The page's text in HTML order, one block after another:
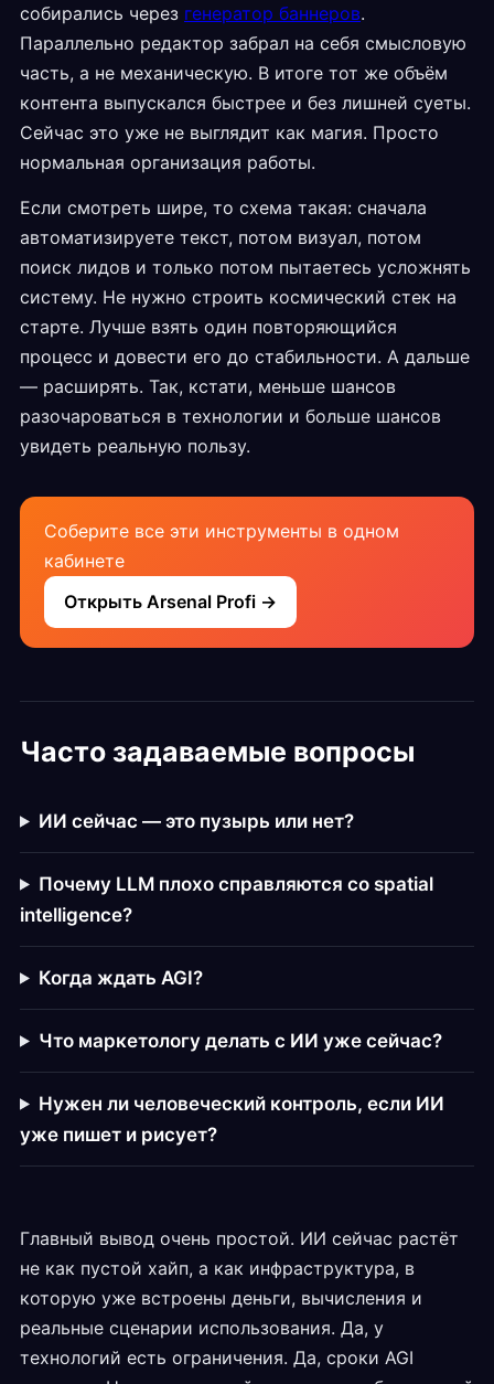
собирались через генератор баннеров.
Параллельно редактор забрал на себя смысловую
часть, а не механическую. В итоге тот же объём
контента выпускался быстрее и без лишней суеты.
Сейчас это уже не выглядит как магия. Просто
нормальная организация работы.
Если смотреть шире, то схема такая: сначала
автоматизируете текст, потом визуал, потом
поиск лидов и только потом пытаетесь усложнять
систему. Не нужно строить космический стек на
старте. Лучше взять один повторяющийся
процесс и довести его до стабильности. А дальше
— расширять. Так, кстати, меньше шансов
разочароваться в технологии и больше шансов
увидеть реальную пользу.
Соберите все эти инструменты в одном
кабинете
Открыть Arsenal Profi →
Часто задаваемые вопросы
ИИ сейчас — это пузырь или нет?
Почему LLM плохо справляются со spatial
intelligence?
Когда ждать AGI?
Что маркетологу делать с ИИ уже сейчас?
Нужен ли человеческий контроль, если ИИ
уже пишет и рисует?
Главный вывод очень простой. ИИ сейчас растёт
не как пустой хайп, а как инфраструктура, в
которую уже встроены деньги, вычисления и
реальные сценарии использования. Да, у
технологий есть ограничения. Да, сроки AGI